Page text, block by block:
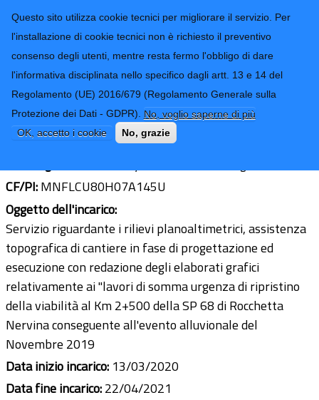
Questo sito utilizza cookie tecnici per migliorare il servizio. Per
l'installazione di cookie tecnici non è richiesto il preventivo
consenso degli utenti, mentre resta fermo l'obbligo di dare
l'informativa disciplinata nello specifico dagli artt. 13 e 14 del
Regolamento (UE) 2016/679 (Regolamento Generale sulla
Protezione dei Dati - GDPR). No, voglio saperne di più
OK, accetto i cookie
No, grazie
Provincia di
Imperia
CONTATTI-URP
TRASPARENZA
Form di ricerca
Geom. Luca Manfredini
Ultimo aggiornamento: 30/06/2021 - 15:12
CF/PI:MNFLCU80H07A145U
Oggetto dell'incarico:
Servizio riguardante i rilievi planoaltimetrici, assistenza
topografica di cantiere in fase di progettazione ed
esecuzione con redazione degli elaborati grafici
relativamente ai "lavori di somma urgenza di ripristino
della viabilità al Km 2+500 della SP 68 di Rocchetta
Nervina conseguente all'evento alluvionale del
Novembre 2019
Data inizio incarico: 13/03/2020
Data fine incarico:22/04/2021